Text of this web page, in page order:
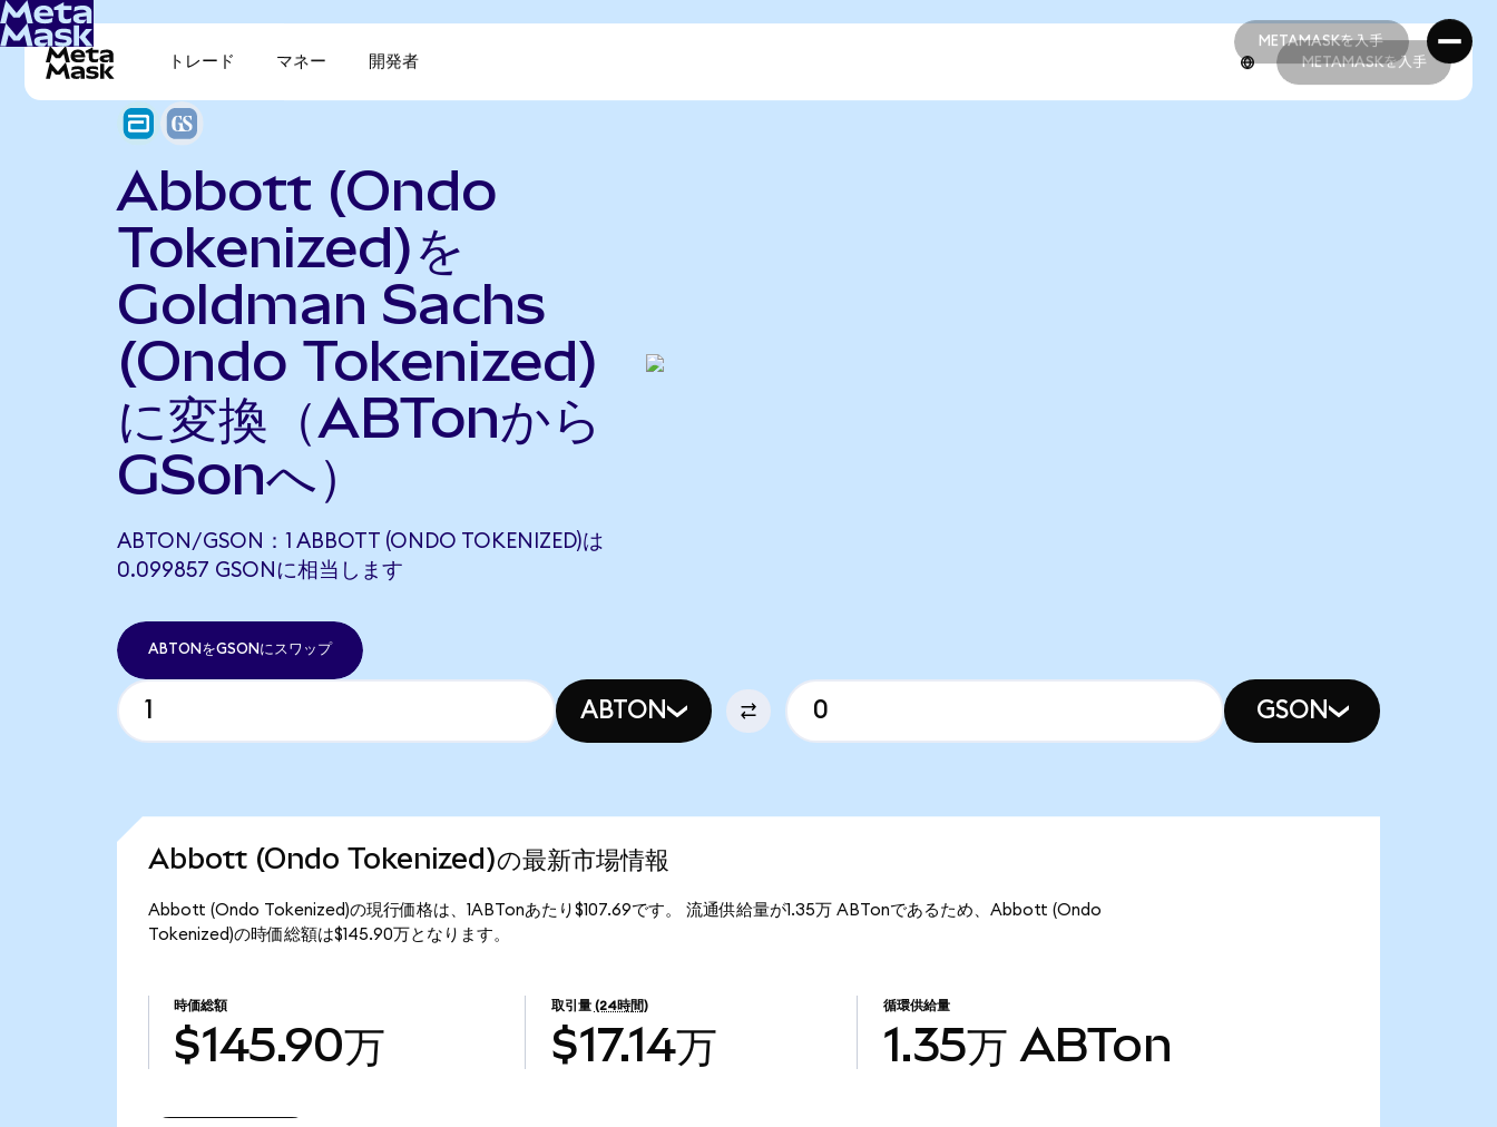
METAMASKを入手
METAMASKを入手
トレード マネー 開発者 METAMASKを入手
Abbott (Ondo
Tokenized)を
Goldman Sachs
(Ondo Tokenized)
に変換（ABTonから
GSonへ）
ABTON/GSON：1 ABBOTT (ONDO TOKENIZED)は
0.099857 GSONに相当します
ABTONをGSONにスワップ
ABTON GSON
Abbott (Ondo Tokenized)の最新市場情報
Abbott (Ondo Tokenized)の現行価格は、1ABTonあたり$107.69です。 流通供給量が1.35万 ABTonであるため、Abbott (Ondo
Tokenized)の時価総額は$145.90万となります。
時価総額
$145.90万
取引量 (24時間)
$17.14万
循環供給量
1.35万 ABTon